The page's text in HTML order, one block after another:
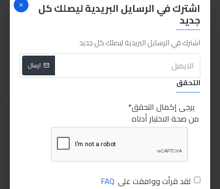
اشترك في الرسايل البريدية ليصلك كل
جديد
اشترك في الرسايل البريدية ليصلك كل جديد
ارسال
التحقق
يرجى إكمال التحقق
من صحة الاختبار أدناه
لقد قرأت ووافقت على FAQ
مسدس هواء ببوز طويل
260.00LE
اضافة للسلة
1,650.00LE